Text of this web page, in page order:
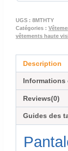
UGS : 8MTHTY
Catégories :
vêtements haute
Description
Reviews(0)
Guides des